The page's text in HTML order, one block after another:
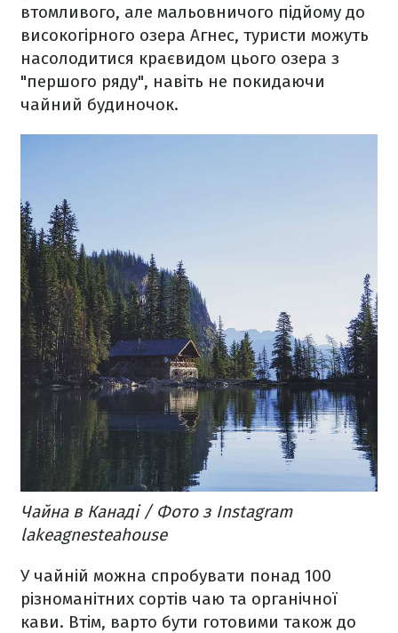
втомливого, але мальовничого підйому до
високогірного озера Агнес, туристи можуть
насолодитися краєвидом цього озера з
"першого ряду", навіть не покидаючи
чайний будиночок.
Чайна в Канаді / Фото з Instagram
lakeagnesteahouse
У чайній можна спробувати понад 100
різноманітних сортів чаю та органічної
кави. Втім, варто бути готовими також до